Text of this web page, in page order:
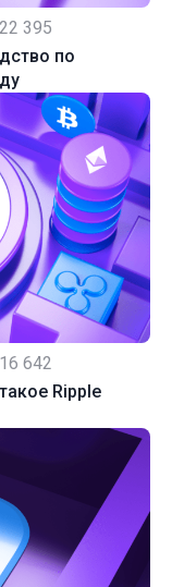
22 395
по
16 642
Ripple